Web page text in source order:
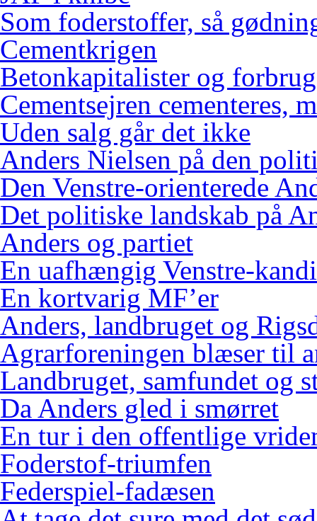
Som foderstoffer, så
Cementkrigen
Betonkapitalister og
Cementsejren cementeres,
Uden salg går det ikke
Anders Nielsen på den
Den Venstre-orienterede
Det politiske landskab på
Anders og partiet
En uafhængig Venstre-
En kortvarig MF’er
Anders, landbruget og
Agrarforeningen blæser til
Landbruget, samfundet og
Da Anders gled i smørret
En tur i den offentlige
Foderstof-triumfen
Federspiel-fadæsen